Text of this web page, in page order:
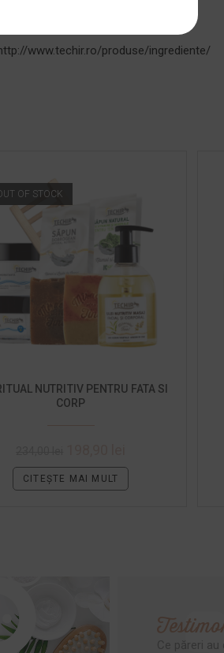
www.techir.ro/produse/ingrediente/
OF STOCK
NUTRITIV PENTRU FATA SI
CORP
CITEȘTE MAI MULT
Ce păreri